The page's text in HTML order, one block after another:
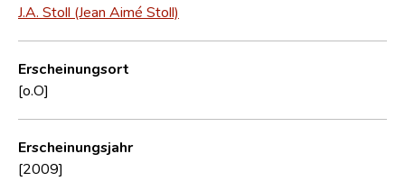
Kontakt
J.A. Stoll (Jean Aimé Stoll)
Erscheinungsort
[o.O]
Erscheinungsjahr
[2009]